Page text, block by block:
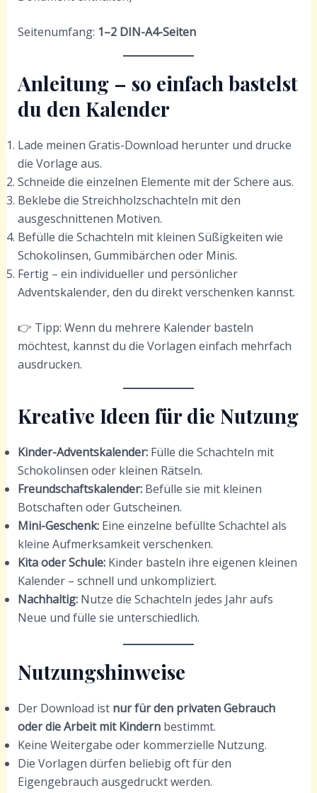
Seitenumfang: 1–2 DIN-A4-Seiten
Anleitung – so einfach bastelst
du den Kalender
Lade meinen Gratis-Download herunter und drucke
die Vorlage aus.
Schneide die einzelnen Elemente mit der Schere aus.
Beklebe die Streichholzschachteln mit den
ausgeschnittenen Motiven.
Befülle die Schachteln mit kleinen Süßigkeiten wie
Schokolinsen, Gummibärchen oder Minis.
Fertig – ein individueller und persönlicher
Adventskalender, den du direkt verschenken kannst.
👉 Tipp: Wenn du mehrere Kalender basteln
möchtest, kannst du die Vorlagen einfach mehrfach
ausdrucken.
Kreative Ideen für die Nutzung
Kinder-Adventskalender:Fülle die Schachteln mit
Schokolinsen oder kleinen Rätseln.
Freundschaftskalender:Befülle sie mit kleinen
Botschaften oder Gutscheinen.
Mini-Geschenk:Eine einzelne befüllte Schachtel als
kleine Aufmerksamkeit verschenken.
Kita oder Schule:Kinder basteln ihre eigenen kleinen
Kalender – schnell und unkompliziert.
Nachhaltig:Nutze die Schachteln jedes Jahr aufs
Neue und fülle sie unterschiedlich.
Nutzungshinweise
Der Download ist nur für den privaten Gebrauch
oder die Arbeit mit Kindernbestimmt.
Keine Weitergabe oder kommerzielle Nutzung.
Die Vorlagen dürfen beliebig oft für den
Eigengebrauch ausgedruckt werden.